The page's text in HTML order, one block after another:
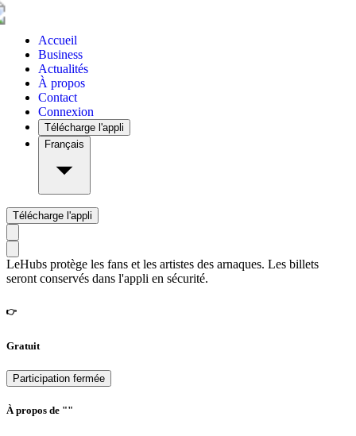
Accueil
Business
Actualités
À propos
Contact
Connexion
Télécharge l'appli
Français
Télécharge l'appli
LeHubs protège les fans et les artistes des arnaques. Les billets
seront conservés dans l'appli en sécurité.
👉
Gratuit
Participation fermée
À propos de ""